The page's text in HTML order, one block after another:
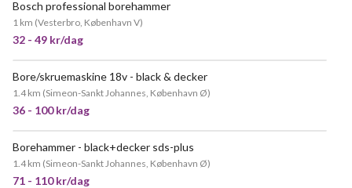
Bosch professional borehammer
1 km (Vesterbro, København V)
32 - 49 kr/dag
Bore/skruemaskine 18v - black & decker
1.4 km (Simeon-Sankt Johannes, København Ø)
36 - 100 kr/dag
Borehammer - black+decker sds-plus
1.4 km (Simeon-Sankt Johannes, København Ø)
71 - 110 kr/dag